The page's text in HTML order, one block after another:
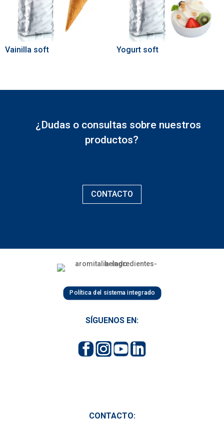
Vainilla soft Yogurt soft
¿Dudas o consultas sobre nuestros
productos?
CONTACTO
Política del sistema integrado
SÍGUENOS EN:
CONTACTO: